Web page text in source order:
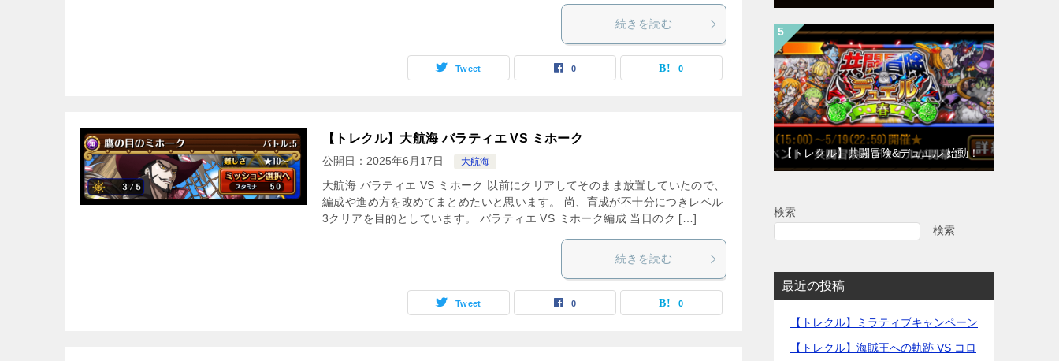
続きを読む
Tweet 0 0
【トレクル】大航海 バラティエ VS ミホーク
公開日： 2025年6月17日 大航海
大航海 バラティエ VS ミホーク 以前にクリアしてそのまま放置していたので、
編成や進め方を改めてまとめたいと思います。 尚、育成が不十分につきレベル
3クリアを目的としています。 バラティエ VS ミホーク編成 当日のク […]
続きを読む
Tweet 0 0
【トレクル】共闘冒険&デュエル 始動！
検索
検索
最近の投稿
【トレクル】ミラティブキャンペーン
【トレクル】海賊王への軌跡 VS コロ